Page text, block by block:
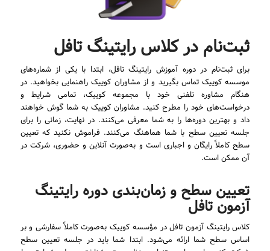
ثبت‌نام در کلاس رایتینگ تافل
برای ثبت‌نام در دوره آموزش رایتینگ تافل، ابتدا با یکی از شماره‌های
موسسه کوییک تماس بگیرید و از مشاوران کوییک راهنمایی بخواهید. در
هنگام مشاوره تلفنی خود با مجموعه کوییک، تمامی شرایط و
درخواست‌های خود را مطرح کنید. مشاوران کوییک به شما گوش خواهند
داد و بهترین دوره‌ها را به شما معرفی می‌کنند. در نهایت، زمانی را برای
جلسه تعیین سطح با شما هماهنگ می‌کنند. فراموش نکنید که تعیین
سطح کاملاً رایگان و اجباری است و به‌صورت آنلاین و حضوری، شرکت در
آن ممکن است.
تعیین سطح و زمان‌بندی دوره رایتینگ
آزمون تافل
کلاس رایتینگ آزمون تافل در مؤسسه کوییک به‌صورت کاملاً سفارشی و بر
اساس سطح شما ارائه می‌شود. ابتدا شما باید در جلسه تعیین سطح